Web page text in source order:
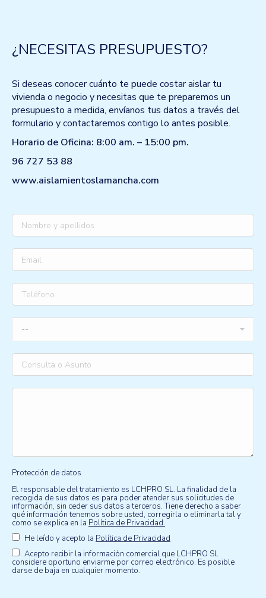
¿NECESITAS PRESUPUESTO?
Si deseas conocer cuánto te puede costar aislar tu
vivienda o negocio y necesitas que te preparemos un
presupuesto a medida, envíanos tus datos a través del
formulario y contactaremos contigo lo antes posible.
Horario de Oficina: 8:00 am. – 15:00 pm.
96 727 53 88
www.aislamientoslamancha.com
Protección de datos
El responsable del tratamiento es LCHPRO SL. La finalidad de la
recogida de sus datos es para poder atender sus solicitudes de
información, sin ceder sus datos a terceros. Tiene derecho a saber
qué información tenemos sobre usted, corregirla o eliminarla tal y
como se explica en la Política de Privacidad.
He leído y acepto la Política de Privacidad
Acepto recibir la información comercial que LCHPRO SL
considere oportuno enviarme por correo electrónico. Es posible
darse de baja en cualquier momento.